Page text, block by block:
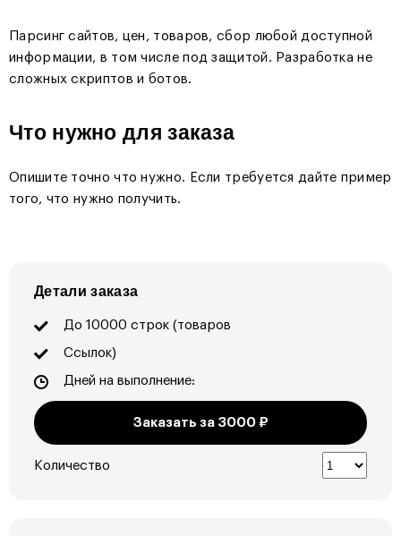
Парсинг сайтов, цен, товаров, сбор любой доступной
информации, в том числе под защитой. Разработка не
сложных скриптов и ботов.
Что нужно для заказа
Опишите точно что нужно. Если требуется дайте пример
того, что нужно получить.
Детали заказа
До 10000 строк (товаров
Ссылок)
Дней на выполнение:
Заказать за 3000₽
Количество